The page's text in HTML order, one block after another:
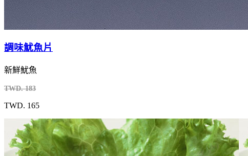
調味魷魚片
新鮮魷魚
TWD. 183
TWD. 165